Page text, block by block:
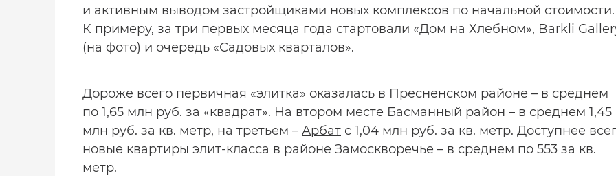
и активным выводом застройщиками новых комплексов по начальной стоимости.
К примеру, за три первых месяца года стартовали «Дом на Хлебном», Barkli
(на фото) и очередь «Садовых кварталов».
Дороже всего первичная «элитка» оказалась в Пресненском районе – в среднем
по 1,65 млн руб. за «квадрат». На втором месте Басманный район – в среднем 1,45
млн руб. за кв. метр, на третьем – Арбат с 1,04 млн руб. за кв. метр. Доступнее
новые квартиры элит-класса в районе Замоскворечье – в среднем по 553 за кв.
метр.